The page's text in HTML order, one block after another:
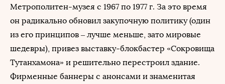
Метрополитен-музея с 1967 по 1977 г. За это время
он радикально обновил закупочную политику (один
из его принципов – лучше меньше, зато мировые
шедевры), привез выставку-блокбастер «Сокровища
Тутанхамона» и решительно перестроил здание.
Фирменные баннеры с анонсами и знаменитая